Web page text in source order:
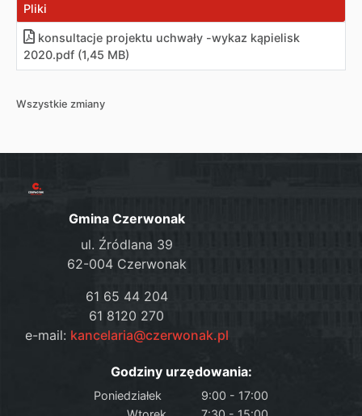
Pliki
konsultacje projektu uchwały -wykaz kąpielisk
2020.pdf (1,45 MB)
Wszystkie zmiany
Gmina Czerwonak
ul. Źródlana 39
62-004 Czerwonak
61 65 44 204
61 8120 270
e-mail: kancelaria@czerwonak.pl
Godziny urzędowania:
Poniedziałek
9:00 - 17:00